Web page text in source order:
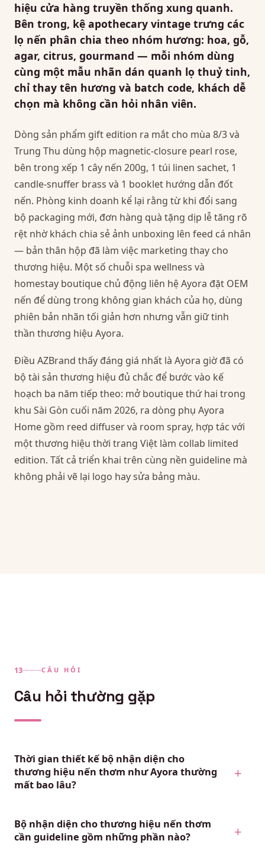
hiệu cửa hàng truyền thống xung quanh.
Bên trong, kệ apothecary vintage trưng các
lọ nến phân chia theo nhóm hương: hoa, gỗ,
agar, citrus, gourmand — mỗi nhóm dùng
cùng một mẫu nhãn dán quanh lọ thuỷ tinh,
chỉ thay tên hương và batch code, khách dễ
chọn mà không cần hỏi nhân viên.
Dòng sản phẩm gift edition ra mắt cho mùa 8/3 và
Trung Thu dùng hộp magnetic-closure pearl rose,
bên trong xếp 1 cây nến 200g, 1 túi linen sachet, 1
candle-snuffer brass và 1 booklet hướng dẫn đốt
nến. Phòng kinh doanh kể lại rằng từ khi đổi sang
bộ packaging mới, đơn hàng quà tặng dịp lễ tăng rõ
rệt nhờ khách chia sẻ ảnh unboxing lên feed cá nhân
— bản thân hộp đã làm việc marketing thay cho
thương hiệu. Một số chuỗi spa wellness và
homestay boutique chủ động liên hệ Ayora đặt OEM
nến để dùng trong không gian khách của họ, dùng
phiên bản nhãn tối giản hơn nhưng vẫn giữ tinh
thần thương hiệu Ayora.
Điều AZBrand thấy đáng giá nhất là Ayora giờ đã có
bộ tài sản thương hiệu đủ chắc để bước vào kế
hoạch ba năm tiếp theo: mở boutique thứ hai trong
khu Sài Gòn cuối năm 2026, ra dòng phụ Ayora
Home gồm reed diffuser và room spray, hợp tác với
một thương hiệu thời trang Việt làm collab limited
edition. Tất cả triển khai trên cùng nền guideline mà
không phải vẽ lại logo hay sửa bảng màu.
CÂU HỎI
Câu hỏi thường gặp
Thời gian thiết kế bộ nhận diện cho
thương hiệu nến thơm như Ayora thường
mất bao lâu?
Bộ nhận diện cho thương hiệu nến thơm
cần guideline gồm những phần nào?